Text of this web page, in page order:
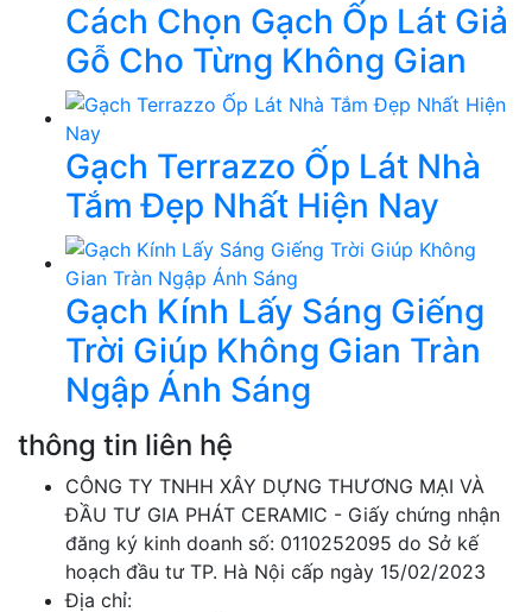
Cách Chọn Gạch Ốp Lát Giả
Gỗ Cho Từng Không Gian
Gạch Terrazzo Ốp Lát Nhà
Tắm Đẹp Nhất Hiện Nay
Gạch Kính Lấy Sáng Giếng
Trời Giúp Không Gian Tràn
Ngập Ánh Sáng
thông tin liên hệ
CÔNG TY TNHH XÂY DỰNG THƯƠNG MẠI VÀ
ĐẦU TƯ GIA PHÁT CERAMIC - Giấy chứng nhận
đăng ký kinh doanh số: 0110252095 do Sở kế
hoạch đầu tư TP. Hà Nội cấp ngày 15/02/2023
Địa chỉ: